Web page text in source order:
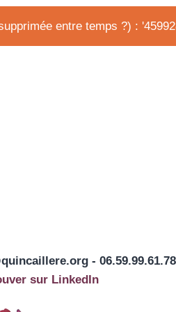
entre temps ?) :
- 06.59.99.61.78
sur LinkedIn